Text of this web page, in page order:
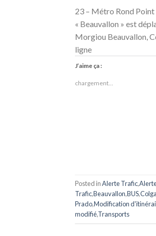
23 – Métro Rond Point
« Beauvallon » est
Morgiou Beauvallon,
ligne
J’aime ça :
chargement…
Posted inAlerte Trafic,
Trafic,Beauvallon,BUS,
Prado,Modification
modifié,Transports